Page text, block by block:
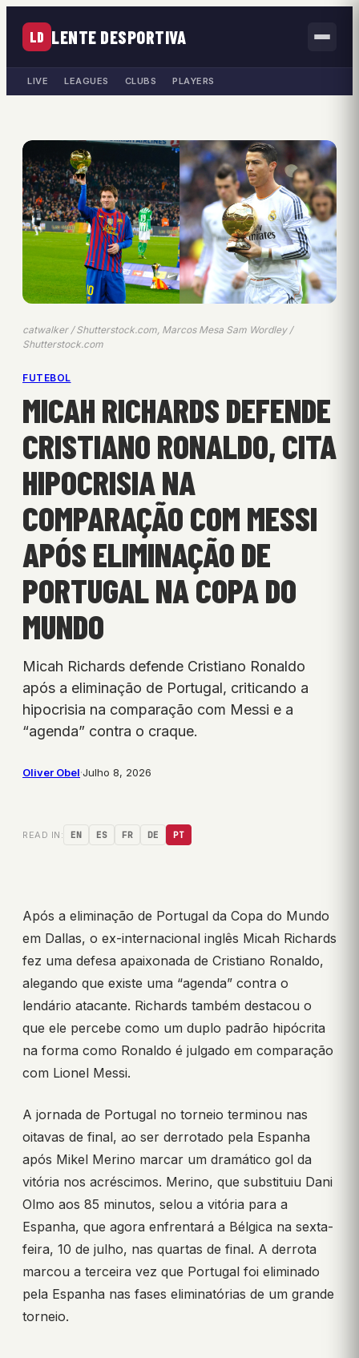
LD LENTE DESPORTIVA
LIVE LEAGUES CLUBS PLAYERS
catwalker / Shutterstock.com, Marcos Mesa Sam Wordley /
Shutterstock.com
FUTEBOL
MICAH RICHARDS DEFENDE
CRISTIANO RONALDO, CITA
HIPOCRISIA NA
COMPARAÇÃO COM MESSI
APÓS ELIMINAÇÃO DE
PORTUGAL NA COPA DO
MUNDO
Micah Richards defende Cristiano Ronaldo
após a eliminação de Portugal, criticando a
hipocrisia na comparação com Messi e a
“agenda” contra o craque.
Oliver Obel·Julho 8, 2026
READ IN: EN ES FR DE PT
Após a eliminação de Portugal da Copa do Mundo
em Dallas, o ex-internacional inglês Micah Richards
fez uma defesa apaixonada de Cristiano Ronaldo,
alegando que existe uma “agenda” contra o
lendário atacante. Richards também destacou o
que ele percebe como um duplo padrão hipócrita
na forma como Ronaldo é julgado em comparação
com Lionel Messi.
A jornada de Portugal no torneio terminou nas
oitavas de final, ao ser derrotado pela Espanha
após Mikel Merino marcar um dramático gol da
vitória nos acréscimos. Merino, que substituiu Dani
Olmo aos 85 minutos, selou a vitória para a
Espanha, que agora enfrentará a Bélgica na sexta-
feira, 10 de julho, nas quartas de final. A derrota
marcou a terceira vez que Portugal foi eliminado
pela Espanha nas fases eliminatórias de um grande
torneio.